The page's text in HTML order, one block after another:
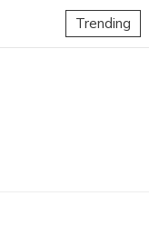
Trending